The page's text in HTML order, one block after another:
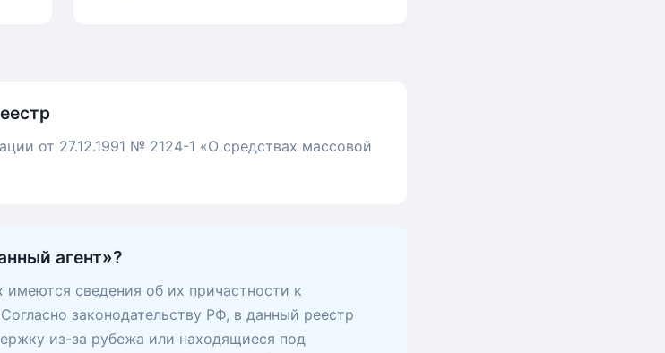
от 27.12.1991 № 2124-1 «О средствах массовой
агент»?
сведения об их причастности к
законодательству РФ, в данный реестр
из-за рубежа или находящиеся под